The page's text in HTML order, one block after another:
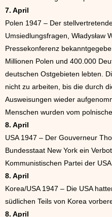
7. April
Polen 1947 – Der
Umsiedlungsfragen, Władysław
Pressekonferenz
Millionen Polen und 400.000
deutschen Ostgebieten lebten.
nicht zu arbeiten, bis die durch
Ausweisungen wieder
Menschen wurden vom
8. April
USA 1947 – Der Gouverneur
Bundesstaat New York ein
Kommunistischen Partei der
8. April
Korea/USA 1947 – Die USA
südlichen Teils von Korea
8. April